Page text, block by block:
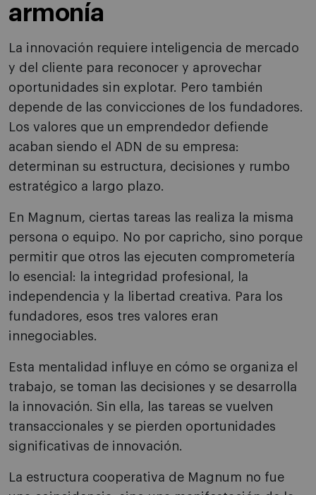
armonía
La innovación requiere inteligencia de mercado
y del cliente para reconocer y aprovechar
oportunidades sin explotar. Pero también
depende de las convicciones de los fundadores.
Los valores que un emprendedor defiende
acaban siendo el ADN de su empresa:
determinan su estructura, decisiones y rumbo
estratégico a largo plazo.
En Magnum, ciertas tareas las realiza la misma
persona o equipo. No por capricho, sino porque
permitir que otros las ejecuten comprometería
lo esencial: la integridad profesional, la
independencia y la libertad creativa. Para los
fundadores, esos tres valores eran
innegociables.
Esta mentalidad influye en cómo se organiza el
trabajo, se toman las decisiones y se desarrolla
la innovación. Sin ella, las tareas se vuelven
transaccionales y se pierden oportunidades
significativas de innovación.
La estructura cooperativa de Magnum no fue